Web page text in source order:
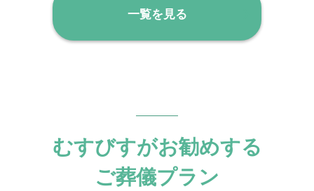
一覧を見る
むすびすがお勧めする
ご葬儀プラン